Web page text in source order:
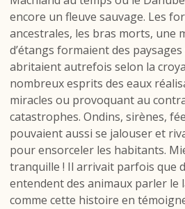
encore un fleuve sauvage. Les
ancestrales, les bras morts, une
d’étangs formaient des
abritaient autrefois selon la
nombreux esprits des eaux
miracles ou provoquant au
catastrophes. Ondins, sirènes,
pouvaient aussi se jalouser et
pour ensorceler les habitants.
tranquille ! Il arrivait parfois que
entendent des animaux parler le
comme cette histoire en